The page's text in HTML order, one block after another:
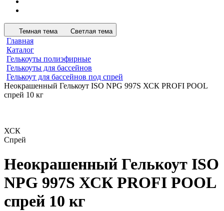
Темная тема Светлая тема
Главная
Каталог
Гелькоуты полиэфирные
Гелькоуты для бассейнов
Гелькоут для бассейнов под спрей
Неокрашенный Гелькоут ISO NPG 997S ХСК PROFI POOL
спрей 10 кг
ХСК
Спрей
Неокрашенный Гелькоут ISO
NPG 997S ХСК PROFI POOL
спрей 10 кг